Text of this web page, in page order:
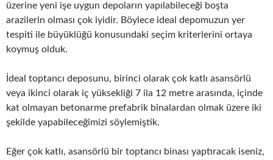
üzerine yeni işe uygun depoların yapılabileceği boşta
arazilerin olması çok iyidir. Böylece ideal depomuzun yer
tespiti ile büyüklüğü konusundaki seçim kriterlerini ortaya
koymuş olduk.
İdeal toptancı deposunu, birinci olarak çok katlı asansörlü
veya ikinci olarak iç yüksekliği 7 ila 12 metre arasında, içinde
kat olmayan betonarme prefabrik binalardan olmak üzere iki
şekilde yapabileceğimizi söylemiştik.
Eğer çok katlı, asansörlü bir toptancı binası yaptıracak iseniz,